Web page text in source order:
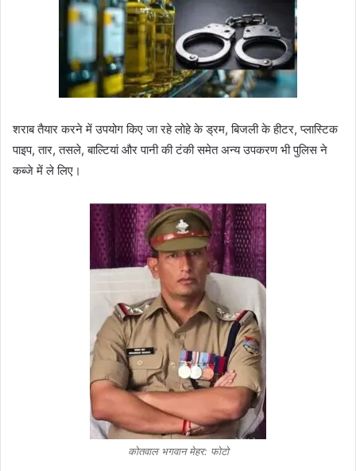
शराब तैयार करने में उपयोग किए जा रहे लोहे के ड्रम, बिजली के हीटर, प्लास्टिक
पाइप, तार, तसले, बाल्टियां और पानी की टंकी समेत अन्य उपकरण भी पुलिस ने
कब्जे में ले लिए।
कोतवाल भगवान मेहर: फोटो